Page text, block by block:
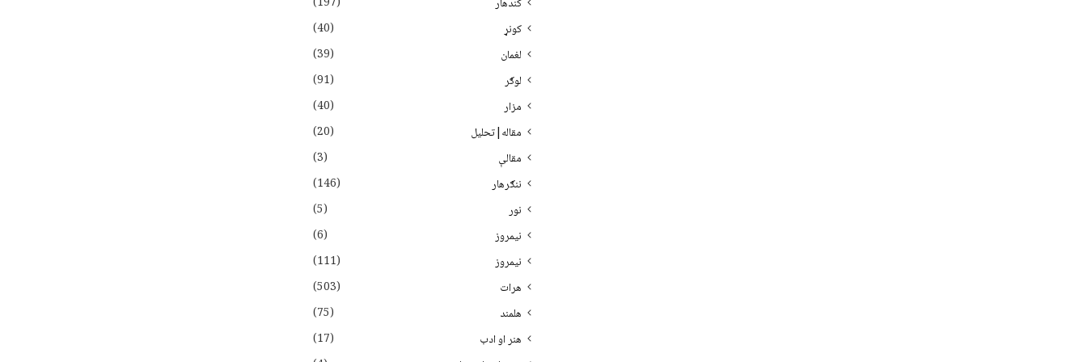
کندهار
کونړ
(40)
لغمان
(39)
لوګر
(91)
مزار
(40)
مقاله|تحلیل
(20)
مقالې
(3)
ننګرهار
(146)
نور
(5)
نيمروز
(6)
نیمروز
(111)
هرات
(503)
هلمند
(75)
هنر او ادب
(17)